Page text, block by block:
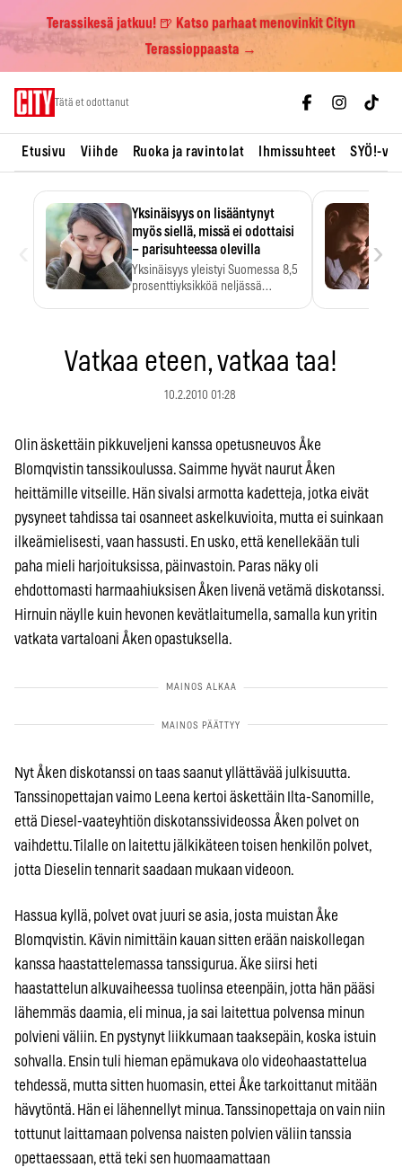
Terassikesä jatkuu! 🍺 Katso parhaat menovinkit Cityn
Terassioppaasta →
Tätä et odottanut
Etusivu Viihde Ruoka ja ravintolat Ihmissuhteet SYÖ!-
Yksinäisyys on lisääntynyt
myös siellä, missä ei odottaisi
– parisuhteessa olevilla
Yksinäisyys yleistyi Suomessa 8,5
prosenttiyksikköä neljässä
›
Vatkaa eteen, vatkaa taa!
10.2.2010 01:28
Olin äskettäin pikkuveljeni kanssa opetusneuvos Åke
Blomqvistin tanssikoulussa. Saimme hyvät naurut Åken
heittämille vitseille. Hän sivalsi armotta kadetteja, jotka eivät
pysyneet tahdissa tai osanneet askelkuvioita, mutta ei suinkaan
ilkeämielisesti, vaan hassusti. En usko, että kenellekään tuli
paha mieli harjoituksissa, päinvastoin. Paras näky oli
ehdottomasti harmaahiuksisen Åken livenä vetämä diskotanssi.
Hirnuin näylle kuin hevonen kevätlaitumella, samalla kun yritin
vatkata vartaloani Åken opastuksella.
Nyt Åken diskotanssi on taas saanut yllättävää julkisuutta.
Tanssinopettajan vaimo Leena kertoi äskettäin Ilta-Sanomille,
että Diesel-vaateyhtiön diskotanssivideossa Åken polvet on
vaihdettu. Tilalle on laitettu jälkikäteen toisen henkilön polvet,
jotta Dieselin tennarit saadaan mukaan videoon.
Hassua kyllä, polvet ovat juuri se asia, josta muistan Åke
Blomqvistin. Kävin nimittäin kauan sitten erään naiskollegan
kanssa haastattelemassa tanssigurua. Äke siirsi heti
haastattelun alkuvaiheessa tuolinsa eteenpäin, jotta hän pääsi
lähemmäs daamia, eli minua, ja sai laitettua polvensa minun
polvieni väliin. En pystynyt liikkumaan taaksepäin, koska istuin
sohvalla. Ensin tuli hieman epämukava olo videohaastattelua
tehdessä, mutta sitten huomasin, ettei Åke tarkoittanut mitään
hävytöntä. Hän ei lähennellyt minua. Tanssinopettaja on vain niin
tottunut laittamaan polvensa naisten polvien väliin tanssia
opettaessaan, että teki sen huomaamattaan